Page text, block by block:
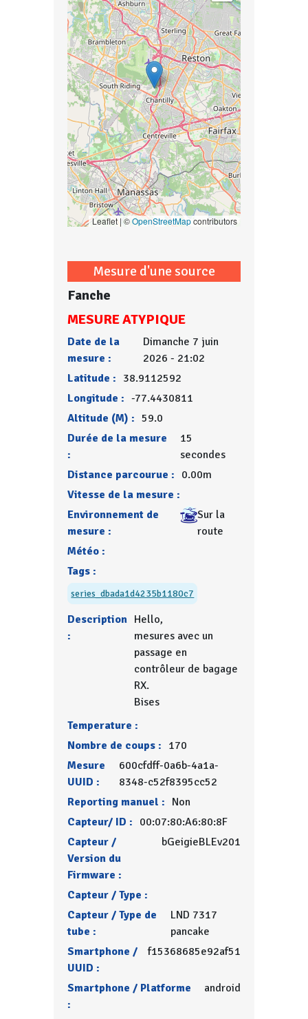
Leaflet | ©OpenStreetMapcontributors
Mesure d'une source
Fanche
MESURE ATYPIQUE
Date de la
mesure :
Dimanche 7 juin
2026 - 21:02
Latitude : 38.9112592
Longitude : -77.4430811
Altitude (M) : 59.0
Durée de la mesure
:
15
secondes
Distance parcourue : 0.00m
Vitesse de la mesure :
Environnement de
mesure :
Sur la
route
Météo :
Tags :
series_dbada1d4235b1180c7
Description
:
Hello,
mesures avec un
passage en
contrôleur de bagage
RX.
Bises
Temperature :
Nombre de coups : 170
Mesure
UUID :
600cfdff-0a6b-4a1a-
8348-c52f8395cc52
Reporting manuel : Non
Capteur/ ID : 00:07:80:A6:80:8F
Capteur /
Version du
Firmware :
bGeigieBLEv201
Capteur / Type :
Capteur / Type de
tube :
LND 7317
pancake
Smartphone /
UUID :
f15368685e92af51
Smartphone / Platforme
:
android